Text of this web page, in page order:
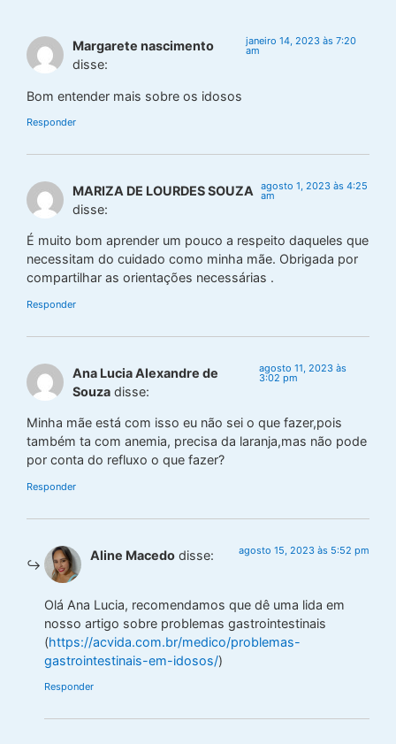
Margarete nascimento
disse:
janeiro 14, 2023 às 7:20
am
Bom entender mais sobre os idosos
Responder
MARIZA DE LOURDES SOUZA
disse:
agosto 1, 2023 às 4:25
am
É muito bom aprender um pouco a respeito daqueles que
necessitam do cuidado como minha mãe. Obrigada por
compartilhar as orientações necessárias .
Responder
Ana Lucia Alexandre de
Souza disse:
agosto 11, 2023 às
3:02 pm
Minha mãe está com isso eu não sei o que fazer,pois
também ta com anemia, precisa da laranja,mas não pode
por conta do refluxo o que fazer?
Responder
Aline Macedo disse: agosto 15, 2023 às 5:52 pm
Olá Ana Lucia, recomendamos que dê uma lida em
nosso artigo sobre problemas gastrointestinais
(https://acvida.com.br/medico/problemas-
gastrointestinais-em-idosos/)
Responder